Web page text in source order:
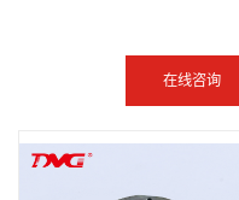
在线咨询